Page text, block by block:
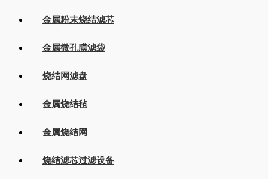
金属粉末烧结滤芯
金属微孔膜滤袋
烧结网滤盘
金属烧结毡
金属烧结网
烧结滤芯过滤设备